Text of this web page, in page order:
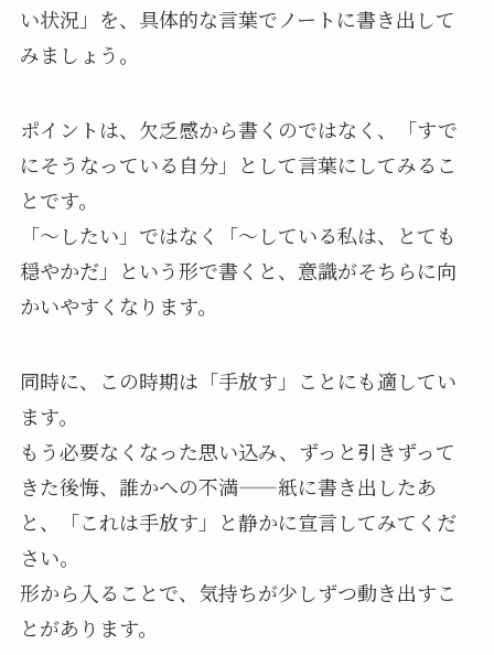
い状況」を、具体的な言葉でノートに書き出して
みましょう。
ポイントは、欠乏感から書くのではなく、「すで
にそうなっている自分」として言葉にしてみるこ
とです。
「〜したい」ではなく「〜している私は、とても
穏やかだ」という形で書くと、意識がそちらに向
かいやすくなります。
同時に、この時期は「手放す」ことにも適してい
ます。
もう必要なくなった思い込み、ずっと引きずって
きた後悔、誰かへの不満——紙に書き出したあ
と、「これは手放す」と静かに宣言してみてくだ
さい。
形から入ることで、気持ちが少しずつ動き出すこ
とがあります。